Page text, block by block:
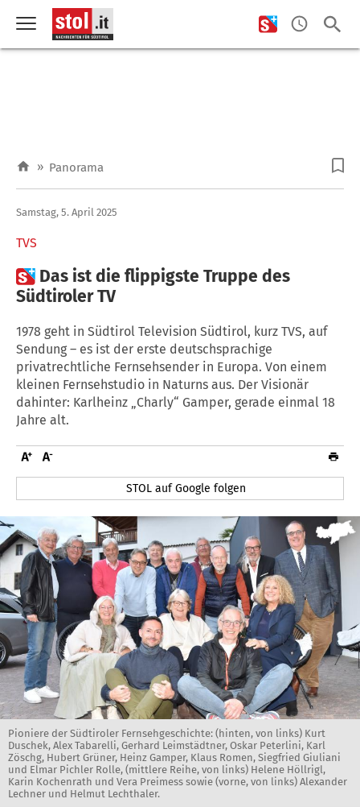
» Panorama
TVS
Samstag, 5. April 2025
 Das ist die flippigste Truppe des
Südtiroler TV
1978 geht in Südtirol Television Südtirol, kurz TVS, auf
Sendung – es ist der erste deutschsprachige
privatrechtliche Fernsehsender in Europa. Von einem
kleinen Fernsehstudio in Naturns aus. Der Visionär
dahinter: Karlheinz „Charly“ Gamper, gerade einmal 18
Jahre alt.
STOL auf Google folgen
Pioniere der Südtiroler Fernsehgeschichte: (hinten, von links) Kurt
Duschek, Alex Tabarelli, Gerhard Leimstädtner, Oskar Peterlini, Karl
Zöschg, Hubert Grüner, Heinz Gamper, Klaus Romen, Siegfried Giuliani
und Elmar Pichler Rolle, (mittlere Reihe, von links) Helene Höllrigl,
Karin Kochenrath und Vera Preimess sowie (vorne, von links) Alexander
Lechner und Helmut Lechthaler.